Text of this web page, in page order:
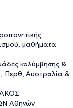
μαθήματα
κολύμβησης &
Περθ, Αυστραλία &
Αθηνών